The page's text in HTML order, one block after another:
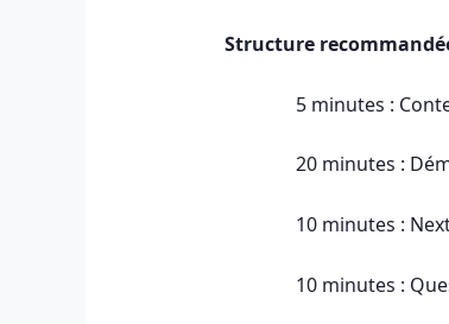
Structure
5 minutes :
20 minutes :
10 minutes :
10 minutes :